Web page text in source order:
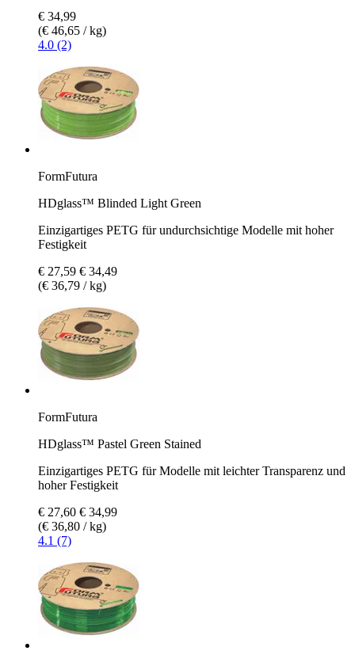
€ 34,99
(€ 46,65 / kg)
4.0 (2)
FormFutura
HDglass™ Blinded Light Green
Einzigartiges PETG für undurchsichtige Modelle mit hoher
Festigkeit
€ 27,59 € 34,49
(€ 36,79 / kg)
FormFutura
HDglass™ Pastel Green Stained
Einzigartiges PETG für Modelle mit leichter Transparenz und
hoher Festigkeit
€ 27,60 € 34,99
(€ 36,80 / kg)
4.1 (7)